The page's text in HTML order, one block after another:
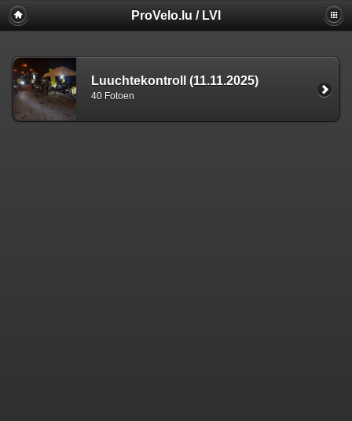
ProVelo.lu / LVI
Luuchtekontroll (11.11.2025)
40 Fotoen